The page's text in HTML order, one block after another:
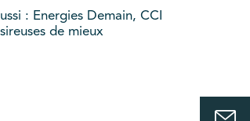
: Energies Demain, CCI
de mieux